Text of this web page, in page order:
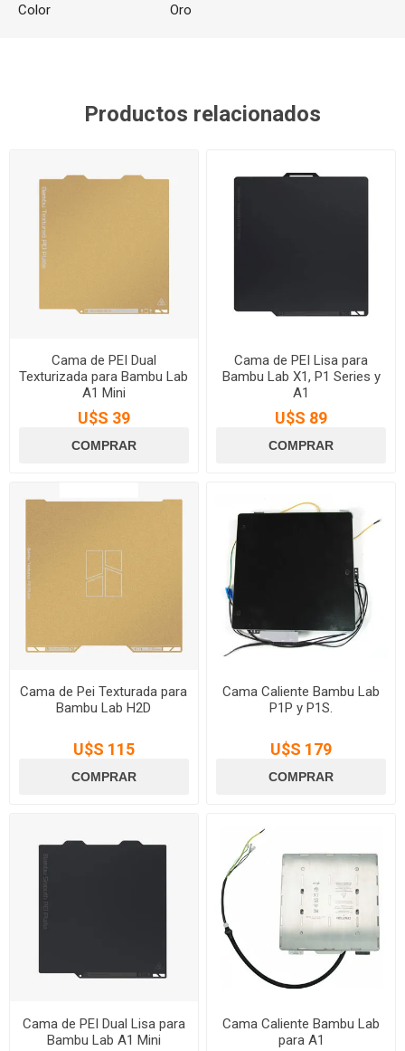
Color
Oro
Productos relacionados
Cama de PEI Dual
Texturizada para Bambu Lab
A1 Mini
U$S 39
Cama de PEI Lisa para
Bambu Lab X1, P1 Series y
A1
U$S 89
Cama de Pei Texturada para
Bambu Lab H2D
U$S 115
Cama Caliente Bambu Lab
P1P y P1S.
U$S 179
Cama de PEI Dual Lisa para
Bambu Lab A1 Mini
Cama Caliente Bambu Lab
para A1